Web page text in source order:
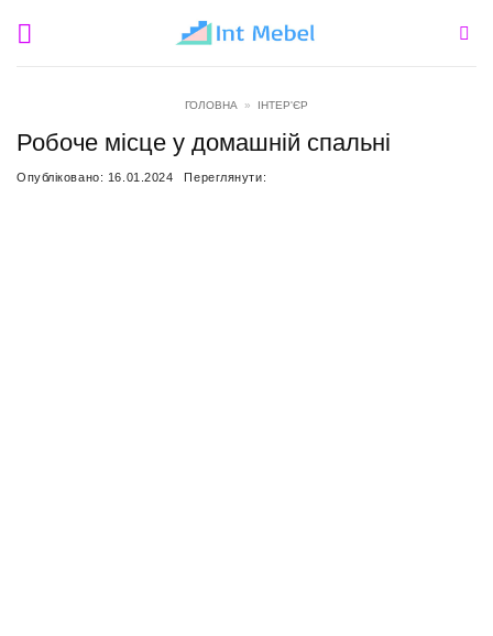
ГОЛОВНА » ІНТЕР'ЄР
Робоче місце у домашній спальні
Опубліковано: 16.01.2024 Переглянути: